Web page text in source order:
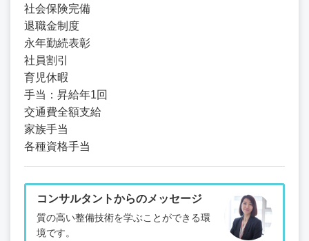
社会保険完備
退職金制度
永年勤続表彰
社員割引
育児休暇
手当：昇給年1回
交通費全額支給
家族手当
各種資格手当
コンサルタントからのメッセージ
質の高い整備技術を学ぶことができる環
境です。